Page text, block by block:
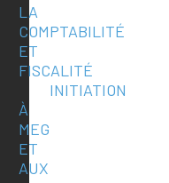
LA
COMPTABILITÉ
ET
FISCALITÉ
INITIATION
À
MEG
ET
AUX